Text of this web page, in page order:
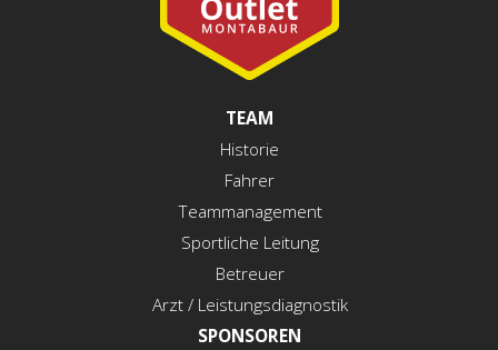
TEAM
Historie
Fahrer
Teammanagement
Sportliche Leitung
Betreuer
Arzt / Leistungsdiagnostik
SPONSOREN